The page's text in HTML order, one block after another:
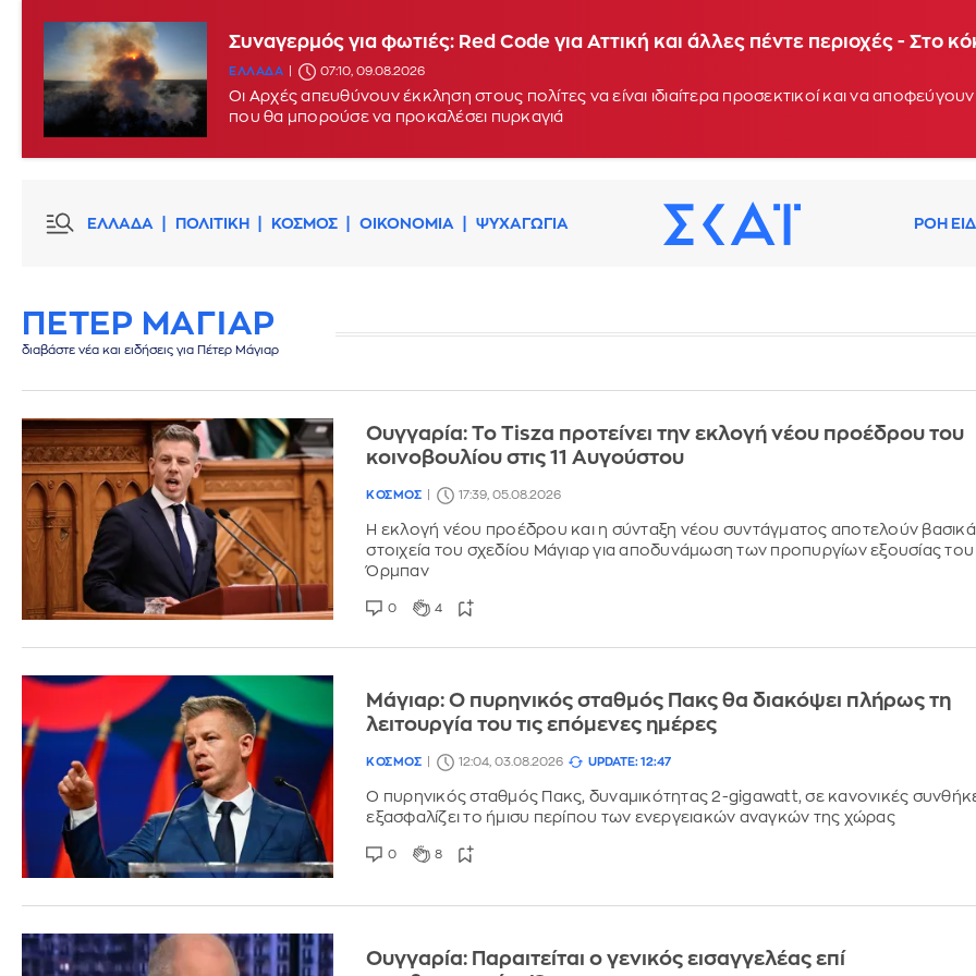
Συναγερμός για φωτιές: Red Code για Αττική και άλλες πέντε περιοχές - Στο
ΕΛΛΑΔΑ 07:10, 09.08.2026
Οι Αρχές απευθύνουν έκκληση στους πολίτες να είναι ιδιαίτερα προσεκτικοί και να
που θα μπορούσε να προκαλέσει πυρκαγιά
ΕΛΛΑΔΑ ΠΟΛΙΤΙΚΗ ΚΟΣΜΟΣ ΟΙΚΟΝΟΜΙΑ ΨΥΧΑΓΩΓΙΑ ΡΟΗ
ΠΕΤΕΡ ΜΑΓΙΑΡ
διαβάστε νέα και ειδήσεις για Πέτερ Μάγιαρ
Ουγγαρία: Το Tisza προτείνει την εκλογή νέου προέδρου του
κοινοβουλίου στις 11 Αυγούστου
ΚΟΣΜΟΣ 17:39, 05.08.2026
Η εκλογή νέου προέδρου και η σύνταξη νέου συντάγματος αποτελούν βασικά
στοιχεία του σχεδίου Μάγιαρ για αποδυνάμωση των προπυργίων εξουσίας του
Όρμπαν
0 4
Μάγιαρ: Ο πυρηνικός σταθμός Πακς θα διακόψει πλήρως τη
λειτουργία του τις επόμενες ημέρες
ΚΟΣΜΟΣ 12:04, 03.08.2026 UPDATE: 12:47
Ο πυρηνικός σταθμός Πακς, δυναμικότητας 2-gigawatt, σε κανονικές
εξασφαλίζει το ήμισυ περίπου των ενεργειακών αναγκών της χώρας
0 8
Ουγγαρία: Παραιτείται ο γενικός εισαγγελέας επί